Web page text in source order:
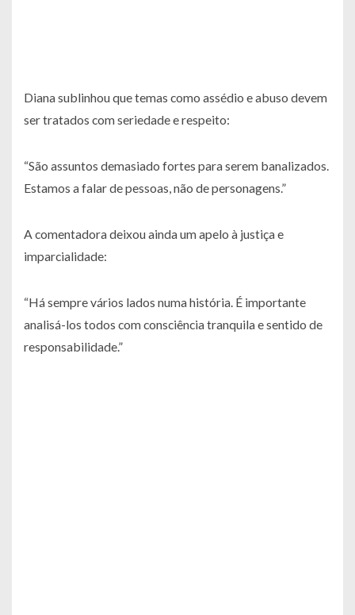
Diana sublinhou que temas como assédio e abuso devem
ser tratados com seriedade e respeito:
“São assuntos demasiado fortes para serem banalizados.
Estamos a falar de pessoas, não de personagens.”
A comentadora deixou ainda um apelo à justiça e
imparcialidade:
“Há sempre vários lados numa história. É importante
analisá-los todos com consciência tranquila e sentido de
responsabilidade.”